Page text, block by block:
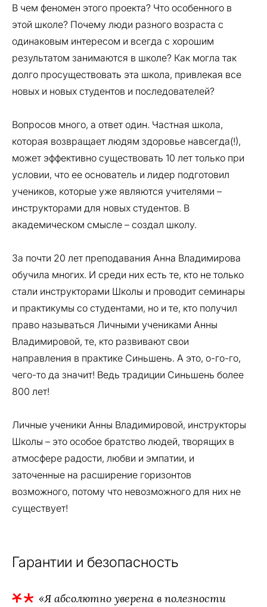
В чем феномен этого проекта? Что особенного в
этой школе? Почему люди разного возраста с
одинаковым интересом и всегда с хорошим
результатом занимаются в школе? Как могла так
долго просуществовать эта школа, привлекая все
новых и новых студентов и последователей?
Вопросов много, а ответ один. Частная школа,
которая возвращает людям здоровье навсегда(!),
может эффективно существовать 10 лет только при
условии, что ее основатель и лидер подготовил
учеников, которые уже являются учителями –
инструкторами для новых студентов. В
академическом смысле – создал школу.
За почти 20 лет преподавания Анна Владимирова
обучила многих. И среди них есть те, кто не только
стали инструкторами Школы и проводит семинары
и практикумы со студентами, но и те, кто получил
право называться Личными учениками Анны
Владимировой, те, кто развивают свои
направления в практике Синьшень. А это, о-го-го,
чего-то да значит! Ведь традиции Синьшень более
800 лет!
Личные ученики Анны Владимировой, инструкторы
Школы – это особое братство людей, творящих в
атмосфере радости, любви и эмпатии, и
заточенные на расширение горизонтов
возможного, потому что невозможного для них не
существует!
Гарантии и безопасность
«Я абсолютно уверена в полезности